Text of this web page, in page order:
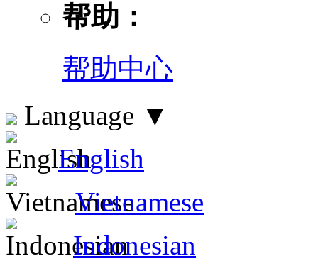
帮助：
帮助中心
Language ▼
English
Vietnamese
Indonesian